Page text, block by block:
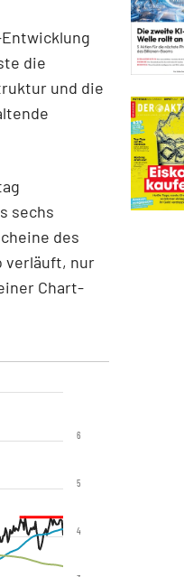
die
und die
sechs
des
verläuft, nur
Chart-
4
5
6